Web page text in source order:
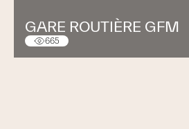
GARE ROUTIÈRE GFM
665